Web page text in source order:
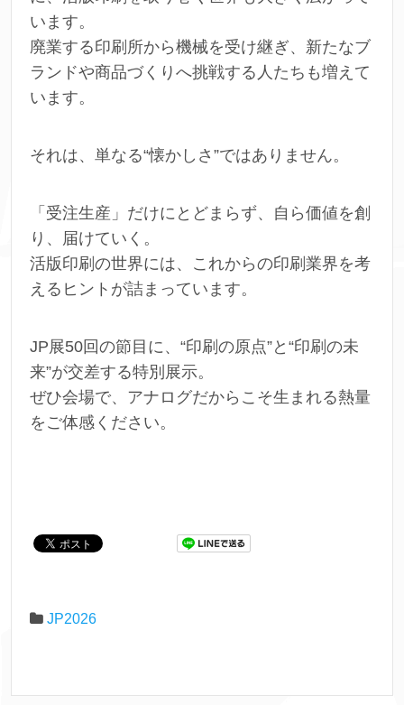
います。
廃業する印刷所から機械を受け継ぎ、新たなブ
ランドや商品づくりへ挑戦する人たちも増えて
います。
それは、単なる“懐かしさ”ではありません。
「受注生産」だけにとどまらず、自ら価値を創
り、届けていく。
活版印刷の世界には、これからの印刷業界を考
えるヒントが詰まっています。
JP展50回の節目に、“印刷の原点”と“印刷の未
来”が交差する特別展示。
ぜひ会場で、アナログだからこそ生まれる熱量
をご体感ください。
JP2026